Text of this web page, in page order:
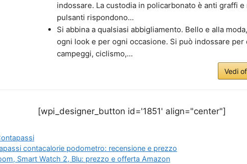
indossare. La custodia in policarbonato è anti graffi
pulsanti rispondono...
Si abbina a qualsiasi abbigliamento. Bello e alla
ogni look e per ogni occasione. Si può indossare per
campeggi, ciclismo,...
Vedi
[wpi_designer_button id='1851' align="center"]
contacalorie podometro: recensione e prezzo
Smart Watch 2, Blu: prezzo e offerta Amazon